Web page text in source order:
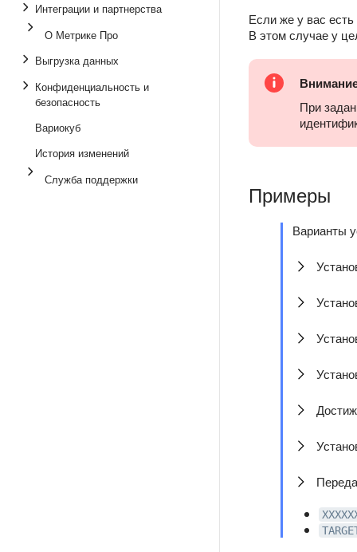
Интеграции и партнерства
О Метрике Про
Выгрузка данных
Конфиденциальность и
безопасность
Вариокуб
История изменений
Служба поддержки
Если же у вас
В этом случае у
При
Примеры
Варианты